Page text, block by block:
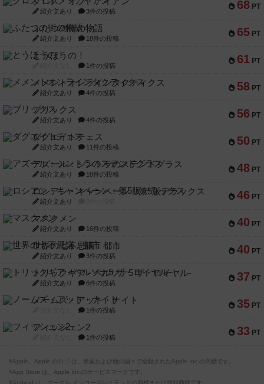
68 PT
紹介文あり 3件の投稿
65 PT
ふたつの街の物語
紹介文あり 18件の投稿
61 PT
とうほうの！
1件の投稿
58 PT
メメントオンラインタクティクス
紹介文あり 4件の投稿
56 PT
ブリックス
紹介文あり 4件の投稿
50 PT
ダグエイトチェス
紹介文あり 11件の投稿
48 PT
アズール：シントラのステンドグラス
紹介文あり 18件の投稿
46 PT
ロシアン・キャンペーン：第5版デラックス
紹介文あり
40 PT
マスクメン
紹介文あり 16件の投稿
40 PT
世界の七不思議：都市
紹介文あり 3件の投稿
37 PT
トリックギア - ペルソナ5 ザ・ロイヤル-
紹介文あり 6件の投稿
35 PT
ノームズ・アット・ナイト
1件の投稿
33 PT
フィッシェン2
1件の投稿
※Apple、Apple のロゴ は、米国および他の国々で登録されたApple Inc.の商標です。
※App Store は、Apple Inc.のサービスマークです。
※Android は、グーグル インコーポレイテッドの商標または登録商標です。